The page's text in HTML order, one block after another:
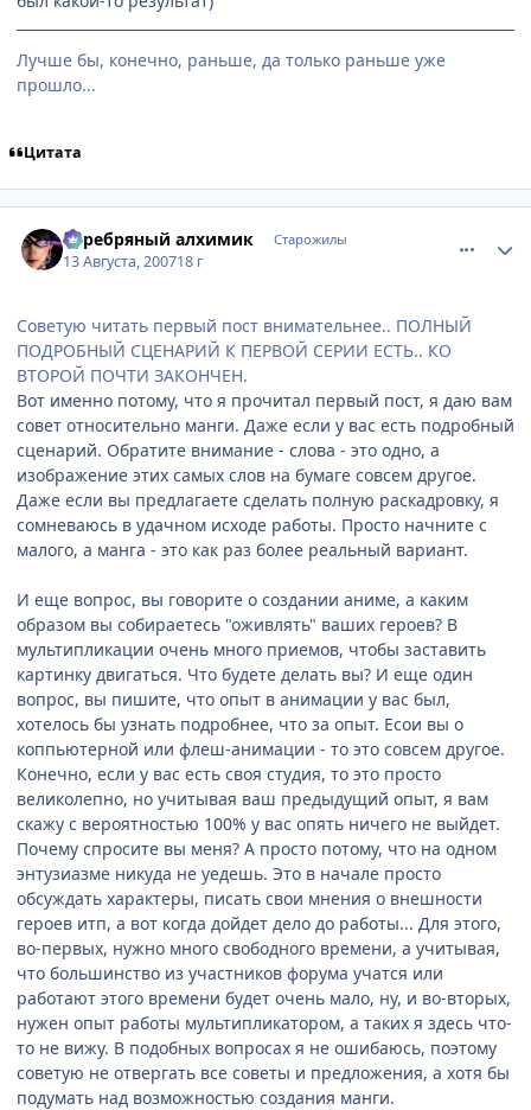
Лучше бы, конечно, раньше, да только раньше уже
прошло...
Цитата
Серебряный алхимик Старожилы
13 Августа, 200718 г
Советую читать первый пост внимательнее.. ПОЛНЫЙ
ПОДРОБНЫЙ СЦЕНАРИЙ К ПЕРВОЙ СЕРИИ ЕСТЬ.. КО
ВТОРОЙ ПОЧТИ ЗАКОНЧЕН.
Вот именно потому, что я прочитал первый пост, я даю вам
совет относительно манги. Даже если у вас есть подробный
сценарий. Обратите внимание - слова - это одно, а
изображение этих самых слов на бумаге совсем другое.
Даже если вы предлагаете сделать полную раскадровку, я
сомневаюсь в удачном исходе работы. Просто начните с
малого, а манга - это как раз более реальный вариант.
И еще вопрос, вы говорите о создании аниме, а каким
образом вы собираетесь "оживлять" ваших героев? В
мультипликации очень много приемов, чтобы заставить
картинку двигаться. Что будете делать вы? И еще один
вопрос, вы пишите, что опыт в анимации у вас был,
хотелось бы узнать подробнее, что за опыт. Есои вы о
коппьютерной или флеш-анимации - то это совсем другое.
Конечно, если у вас есть своя студия, то это просто
великолепно, но учитывая ваш предыдущий опыт, я вам
скажу с вероятностью 100% у вас опять ничего не выйдет.
Почему спросите вы меня? А просто потому, что на одном
энтузиазме никуда не уедешь. Это в начале просто
обсуждать характеры, писать свои мнения о внешности
героев итп, а вот когда дойдет дело до работы... Для этого,
во-первых, нужно много свободного времени, а учитывая,
что большинство из участников форума учатся или
работают этого времени будет очень мало, ну, и во-вторых,
нужен опыт работы мультипликатором, а таких я здесь что-
то не вижу. В подобных вопросах я не ошибаюсь, поэтому
советую не отвергать все советы и предложения, а хотя бы
подумать над возможностью создания манги.